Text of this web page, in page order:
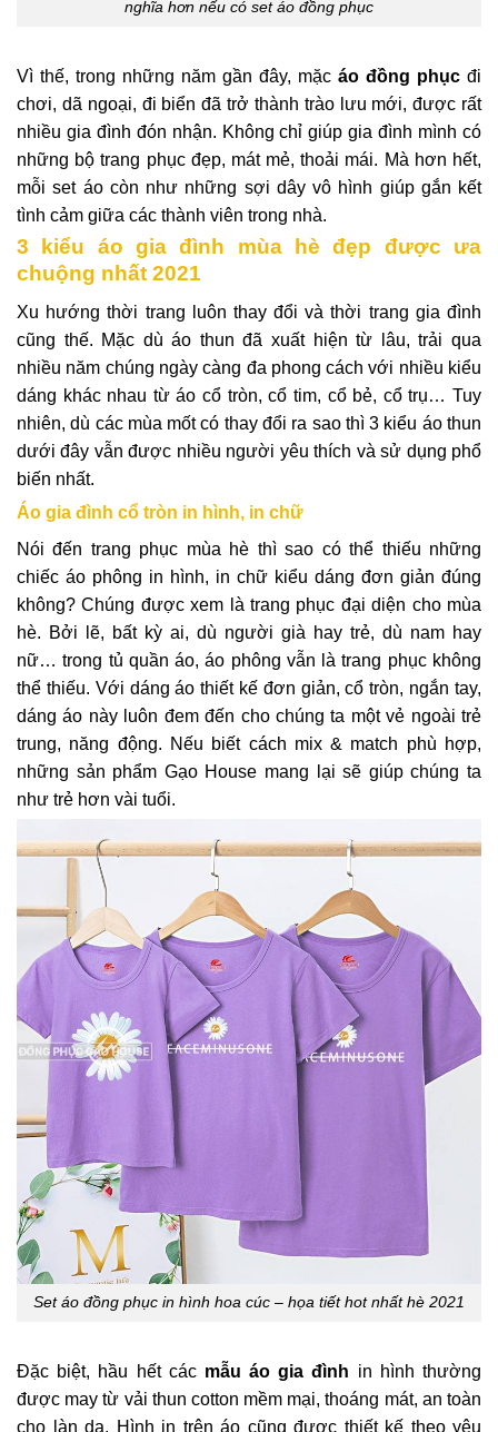
nghĩa hơn nếu có set áo đồng phục
Vì thế, trong những năm gần đây, mặc áo đồng phục đi
chơi, dã ngoại, đi biển đã trở thành trào lưu mới, được rất
nhiều gia đình đón nhận. Không chỉ giúp gia đình mình có
những bộ trang phục đẹp, mát mẻ, thoải mái. Mà hơn hết,
mỗi set áo còn như những sợi dây vô hình giúp gắn kết
tình cảm giữa các thành viên trong nhà.
3 kiểu áo gia đình mùa hè đẹp được ưa
chuộng nhất 2021
Xu hướng thời trang luôn thay đổi và thời trang gia đình
cũng thế. Mặc dù áo thun đã xuất hiện từ lâu, trải qua
nhiều năm chúng ngày càng đa phong cách với nhiều kiểu
dáng khác nhau từ áo cổ tròn, cổ tim, cổ bẻ, cổ trụ… Tuy
nhiên, dù các mùa mốt có thay đổi ra sao thì 3 kiểu áo thun
dưới đây vẫn được nhiều người yêu thích và sử dụng phổ
biến nhất.
Áo gia đình cổ tròn in hình, in chữ
Nói đến trang phục mùa hè thì sao có thể thiếu những
chiếc áo phông in hình, in chữ kiểu dáng đơn giản đúng
không? Chúng được xem là trang phục đại diện cho mùa
hè. Bởi lẽ, bất kỳ ai, dù người già hay trẻ, dù nam hay
nữ… trong tủ quần áo, áo phông vẫn là trang phục không
thể thiếu. Với dáng áo thiết kế đơn giản, cổ tròn, ngắn tay,
dáng áo này luôn đem đến cho chúng ta một vẻ ngoài trẻ
trung, năng động. Nếu biết cách mix & match phù hợp,
những sản phẩm Gạo House mang lại sẽ giúp chúng ta
như trẻ hơn vài tuổi.
Set áo đồng phục in hình hoa cúc – họa tiết hot nhất hè 2021
Đặc biệt, hầu hết các mẫu áo gia đình in hình thường
được may từ vải thun cotton mềm mại, thoáng mát, an toàn
cho làn da. Hình in trên áo cũng được thiết kế theo yêu